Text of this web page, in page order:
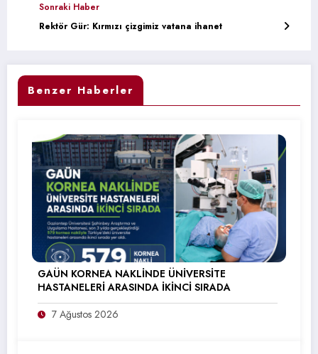
Sonraki Haber
Rektör Gür: Kırmızı çizgimiz vatana ihanet
Benzer Haberler
GAÜN KORNEA NAKLİNDE ÜNİVERSİTE
HASTANELERİ ARASINDA İKİNCİ SIRADA
7 Ağustos 2026